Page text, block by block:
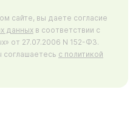
сайте, вы даете согласие
данных в соответствии с
от 27.07.2006 N 152-ФЗ.
с политикой